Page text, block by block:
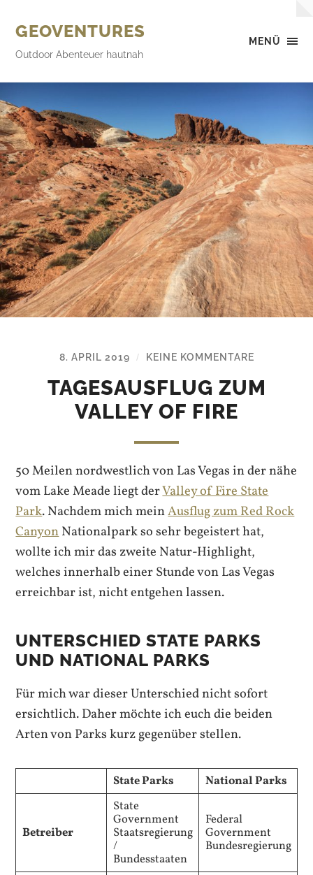
MENÜ
GEOVENTURES
Outdoor Abenteuer hautnah
8. APRIL 2019 / KEINE KOMMENTARE
TAGESAUSFLUG ZUM
VALLEY OF FIRE
50 Meilen nordwestlich von Las Vegas in der nähe
vom Lake Meade liegt derValley of Fire State
Park. Nachdem mich meinAusflug zum Red Rock
CanyonNationalpark so sehr begeistert hat,
wollte ich mir das zweite Natur-Highlight,
welches innerhalb einer Stunde von Las Vegas
erreichbar ist, nicht entgehen lassen.
UNTERSCHIED STATE PARKS
UND NATIONAL PARKS
Für mich war dieser Unterschied nicht sofort
ersichtlich. Daher möchte ich euch die beiden
Arten von Parks kurz gegenüber stellen.
State Parks National Parks
Betreiber
State
Government
Staatsregierung
/
Bundesstaaten
Federal
Government
Bundesregierung